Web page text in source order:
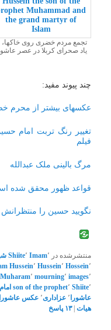
تجمع مردم خضری روی خاکها،
یاد صحرای کربلا در عصر
چند پیوند مفید:
عکسهای بیشتر از محرم
تغییر رنگ تربت امام
فیلم
مرگ بالینی ملک عبدالله
قواعد ظهور محقق شده
نگویید حسین را
منتشرشده در Imam٬ Shiite٬
Hossein٬ Hussein٬ Hussein٬
images٬ mourning٬ Muharam٬
Shiite٬ son of the prophet٬
عاشورا ٬ عزاداری٬ عکس عاشورا
هیات |۱۳ پاسخ